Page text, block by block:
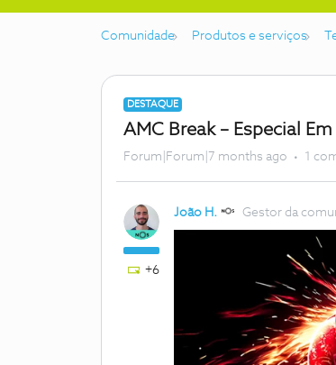
Comunidade Produtos e serviços
DESTAQUE
AMC Break – Especial
Forum|Forum|7 months ago 1
+6
João H. Gestor da